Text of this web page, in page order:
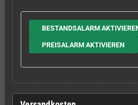
BESTANDSALARM
PREISALARM AKTIVIEREN